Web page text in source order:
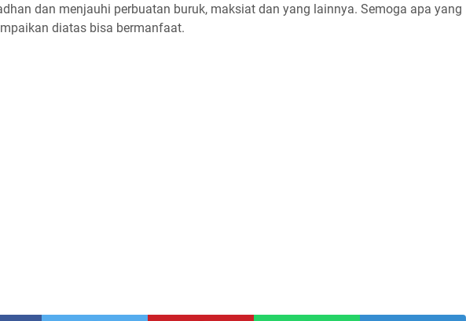
dan menjauhi perbuatan buruk, maksiat dan yang lainnya. Semoga apa yang
diatas bisa bermanfaat.